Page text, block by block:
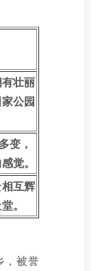
壮丽
公园
变，
觉。
互辉
。
，被誉